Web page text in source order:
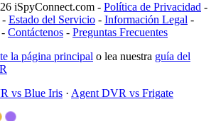
iSpyConnect.com - Política de Privacidad -
- Estado del Servicio - Información Legal -
- Contáctenos - Preguntas Frecuentes
la página principal o lea nuestra guía del
vs Blue Iris · Agent DVR vs Frigate